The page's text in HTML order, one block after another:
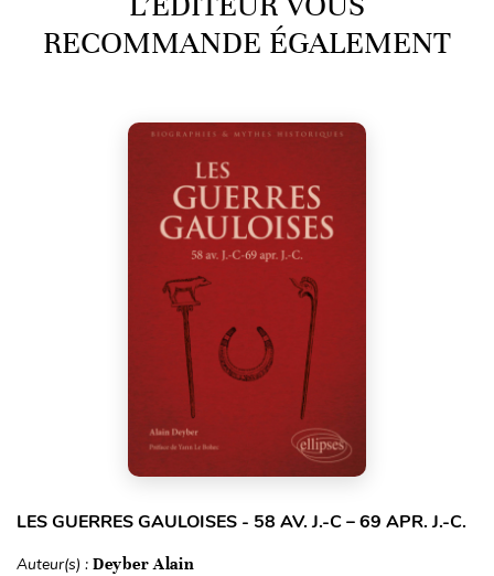
RECOMMANDE ÉGALEMENT
LES GUERRES GAULOISES - 58 AV. J.-C – 69 APR. J.-C.
Auteur(s) : Deyber Alain